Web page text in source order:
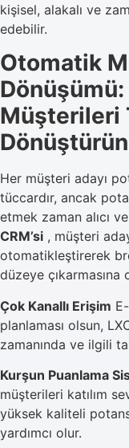
kişisel, alakalı ve
edebilir.
Otomatik
Müşterileri
Dönüştürün
Her müşteri adayı
tüccardır, ancak
etmek zaman alıcı
CRM’si , müşteri
otomatikleştirerek
düzeye çıkarmasına
Çok Kanallı Erişim
planlaması olsun,
zamanında ve ilgili
Kurşun Puanlama
müşterileri katılım
yüksek kaliteli
yardımcı olur.